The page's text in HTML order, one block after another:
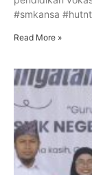
#smkansa
Read More »